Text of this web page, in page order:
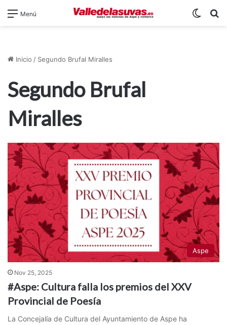
Menú
Inicio / Segundo Brufal Miralles
Segundo Brufal
Miralles
Aspe
Nov 25, 2025
#Aspe: Cultura falla los premios del XXV
Provincial de Poesía
La Concejalía de Cultura del Ayuntamiento de Aspe ha